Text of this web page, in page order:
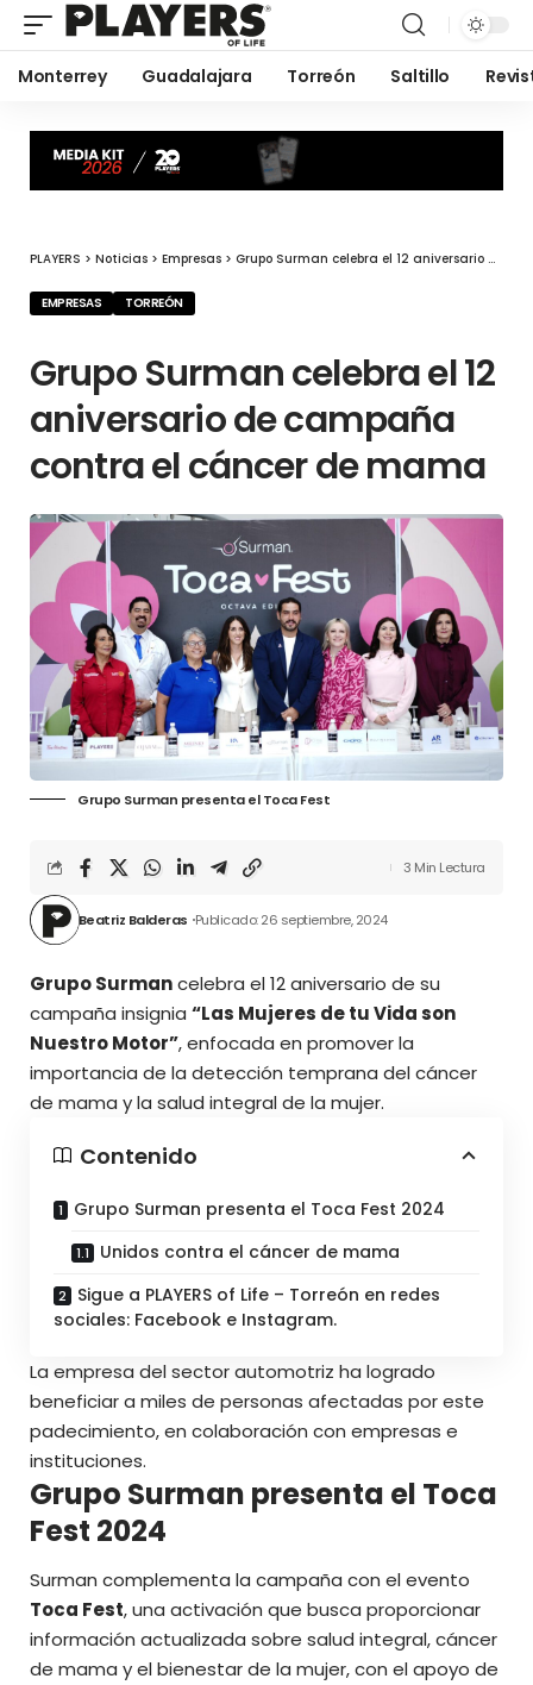
Monterrey Guadalajara Torreón Saltillo
PLAYERS > Noticias > Empresas > Grupo Surman celebra el 12 aniversario de campaña contra el cáncer de mama
EMPRESAS TORREÓN
Grupo Surman celebra el 12
aniversario de campaña
contra el cáncer de mama
Grupo Surman presenta el Toca Fest
Beatriz Balderas Publicado: 26 septiembre, 2024
3 Min Lectura
Grupo Surmancelebra el 12 aniversario de su
campaña insignia “Las Mujeres de tu Vida son
Nuestro Motor”, enfocada en promover la
importancia de la detección temprana del cáncer
de mama y la salud integral de la mujer.
Contenido
Grupo Surman presenta el Toca Fest 2024
Unidos contra el cáncer de mama
Sigue a PLAYERS of Life – Torreón en redes
sociales: Facebook e Instagram.
La empresa del sector automotriz ha logrado
beneficiar a miles de personas afectadas por este
padecimiento, en colaboración con empresas e
instituciones.
Grupo Surman presenta el Toca
Fest 2024
Surman complementa la campaña con el evento
Toca Fest, una activación que busca proporcionar
información actualizada sobre salud integral, cáncer
de mama y el bienestar de la mujer, con el apoyo de